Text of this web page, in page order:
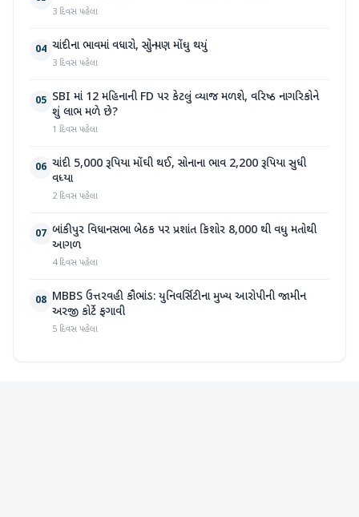
3 દિવસ પહેલા
04 ચાંદીના ભાવમાં વધારો, સોનું પણ મોંઘુ થયું
3 દિવસ પહેલા
05 SBI માં 12 મહિનાની FD પર કેટલું વ્યાજ મળશે, વરિષ્ઠ નાગરિકોને
શું લાભ મળે છે?
1 દિવસ પહેલા
06 ચાંદી 5,000 રૂપિયા મોંઘી થઈ, સોનાના ભાવ 2,200 રૂપિયા સુધી
વધ્યા
2 દિવસ પહેલા
07 બાંકીપુર વિધાનસભા બેઠક પર પ્રશાંત કિશોર 8,000 થી વધુ મતોથી
આગળ
4 દિવસ પહેલા
08 MBBS ઉત્તરવહી કૌભાંડ: યુનિવર્સિટીના મુખ્ય આરોપીની જામીન
અરજી કોર્ટે ફગાવી
5 દિવસ પહેલા